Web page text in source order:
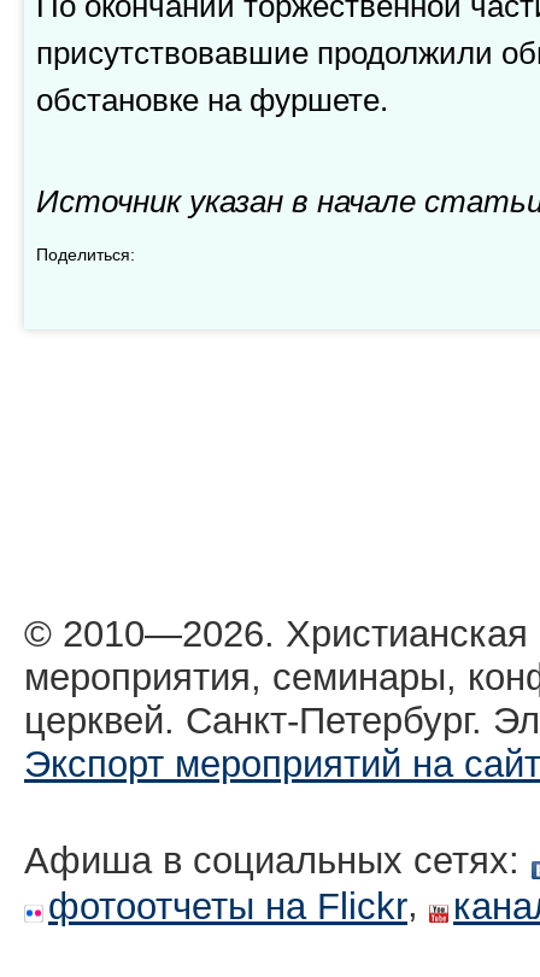
присутствовавшие продолжили
обстановке на фуршете.
Источник указан в начале
Поделиться:
© 2010—2026.
мероприятия, семинары,
церквей. Санкт-Петербург.
Экспорт мероприятий на сайт
Афиша в социальных сетях:
фотоотчеты на Flickr,